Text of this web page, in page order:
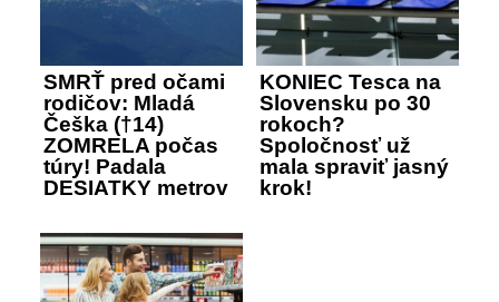
SMRŤ pred očami
rodičov: Mladá
Češka (†14)
ZOMRELA počas
túry! Padala
DESIATKY metrov
KONIEC Tesca na
Slovensku po 30
rokoch?
Spoločnosť už
mala spraviť jasný
krok!